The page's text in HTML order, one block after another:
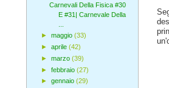
Carnevali Della Fisica #30
E #31| Carnevale Della
► maggio (33)
► aprile (42)
► marzo (39)
► febbraio (27)
► gennaio (29)